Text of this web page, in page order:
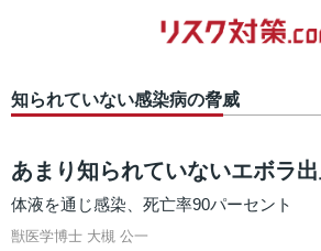
知られていない感染病の脅威
あまり知られていないエボラ出
体液を通じ感染、死亡率90パーセント
獣医学博士 大槻 公一